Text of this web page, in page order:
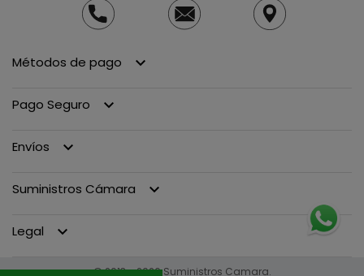
Métodos de pago keyboard_arrow_down
Pago Seguro keyboard_arrow_down
Envíos keyboard_arrow_down
Suministros Cámara keyboard_arrow_down
Legal keyboard_arrow_down
© 2013 - 2026 Suministros Camara.